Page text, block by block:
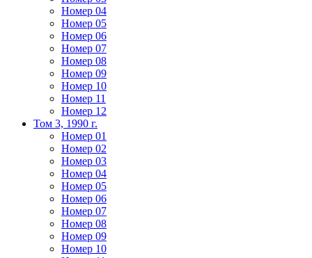
Номер 04
Номер 05
Номер 06
Номер 07
Номер 08
Номер 09
Номер 10
Номер 11
Номер 12
Том 3, 1990 г.
Номер 01
Номер 02
Номер 03
Номер 04
Номер 05
Номер 06
Номер 07
Номер 08
Номер 09
Номер 10